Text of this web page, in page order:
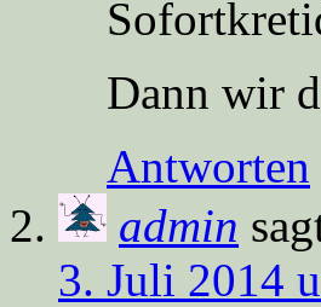
Dann wir
Antworten
admin
3. Juli 2014